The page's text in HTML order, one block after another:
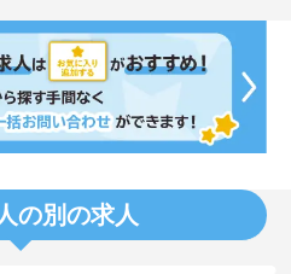
の別の求人